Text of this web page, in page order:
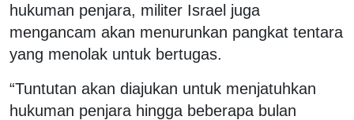
hukuman penjara, militer Israel juga
mengancam akan menurunkan pangkat tentara
yang menolak untuk bertugas.
“Tuntutan akan diajukan untuk menjatuhkan
hukuman penjara hingga beberapa bulan